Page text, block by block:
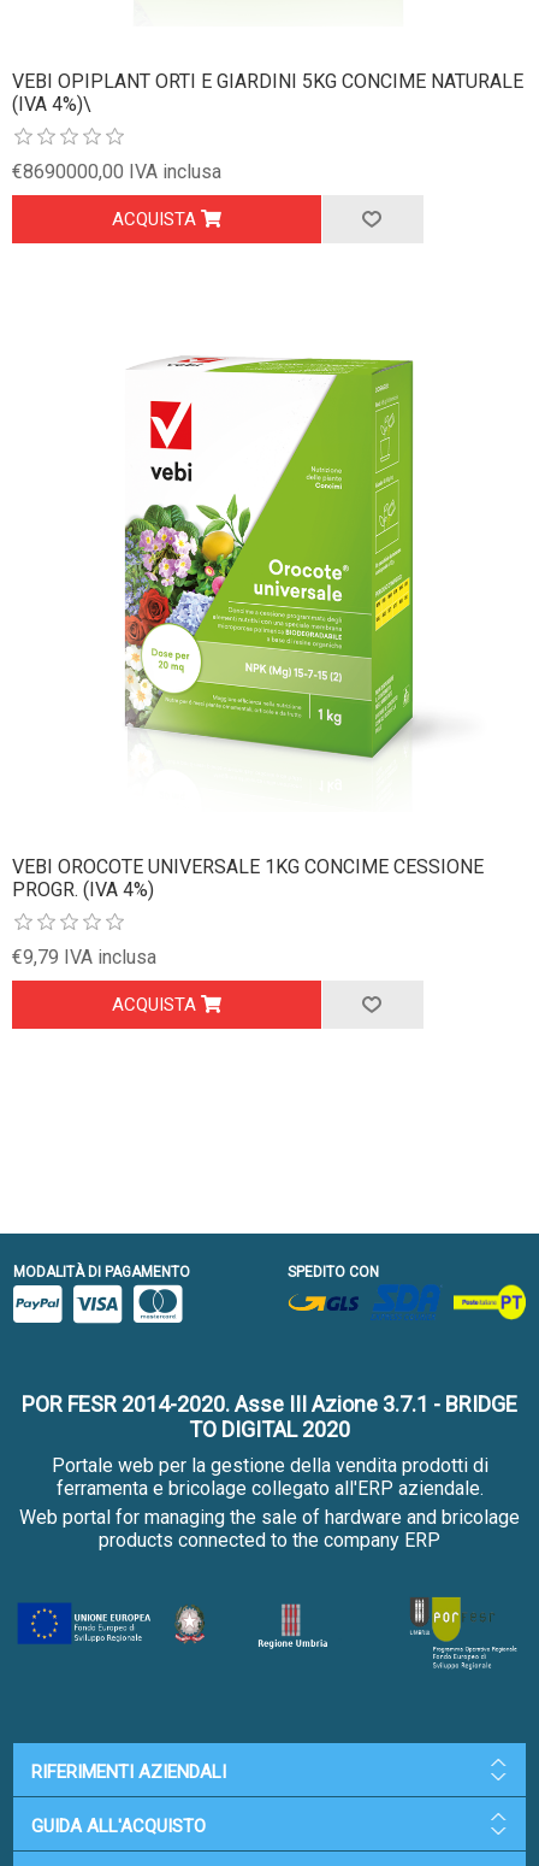
VEBI OPIPLANT ORTI E GIARDINI 5KG CONCIME NATURALE
(IVA 4%)\
€8690000,00 IVA inclusa
ACQUISTA
VEBI OROCOTE UNIVERSALE 1KG CONCIME CESSIONE
PROGR. (IVA 4%)
€9,79 IVA inclusa
ACQUISTA
MODALITÀ DI PAGAMENTO SPEDITO CON
POR FESR 2014-2020. Asse III Azione 3.7.1 - BRIDGE
TO DIGITAL 2020
Portale web per la gestione della vendita prodotti di
ferramenta e bricolage collegato all'ERP aziendale.
Web portal for managing the sale of hardware and bricolage
products connected to the company ERP
RIFERIMENTI AZIENDALI
GUIDA ALL'ACQUISTO